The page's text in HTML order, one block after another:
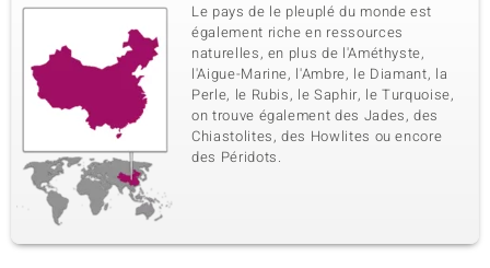
Le pays de le pleuplé du monde est
également riche en ressources
naturelles, en plus de l'Améthyste,
l'Aigue-Marine, l'Ambre, le Diamant, la
Perle, le Rubis, le Saphir, le Turquoise,
on trouve également des Jades, des
Chiastolites, des Howlites ou encore
des Péridots.